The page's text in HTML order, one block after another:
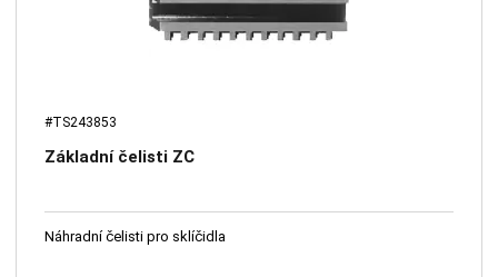
#TS243853
Základní čelisti ZC
Náhradní čelisti pro sklíčidla